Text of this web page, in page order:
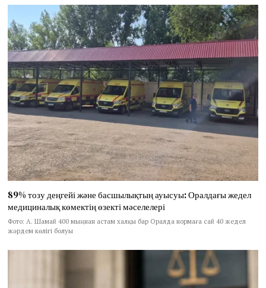
89% тозу деңгейі және басшылықтың ауысуы: Оралдағы жедел
медициналық көмектің өзекті мәселелері
Фото: А. Шамай 400 мыңнан астам халқы бар Оралда нормаға сай 40 жедел
жәрдем көлігі болуы